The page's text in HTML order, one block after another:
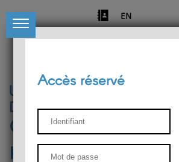
EN
Université de Liège
Département de philosophie
Centre de recherches
phénoménologiques
Accès réservé